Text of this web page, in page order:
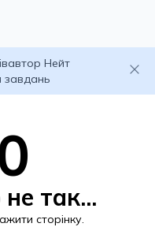
Нейт
завдань
так...
сторінку.